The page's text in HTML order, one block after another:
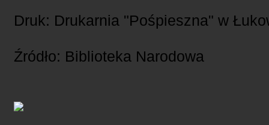
Druk: Drukarnia "Pośpieszna" w
Źródło: Biblioteka Narodowa